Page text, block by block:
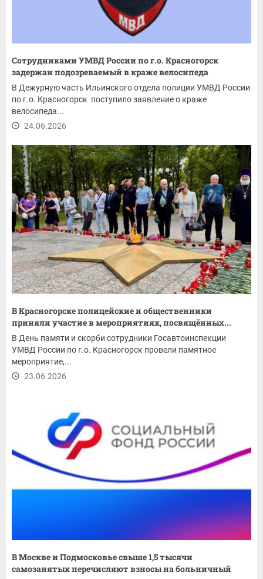
Сотрудниками УМВД России по г.о. Красногорск
задержан подозреваемый в краже велосипеда
В Дежурную часть Ильинского отдела полиции УМВД России
по г.о. Красногорск поступило заявление о краже
велосипеда...
24.06.2026
В Красногорске полицейские и общественники
приняли участие в мероприятиях, посвящённых...
В День памяти и скорби сотрудники Госавтоинспекции
УМВД России по г.о. Красногорск провели памятное
мероприятие,...
23.06.2026
В Москве и Подмосковье свыше 1,5 тысячи
самозанятых перечисляют взносы на больничный